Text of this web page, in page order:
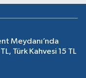
isim tarih verdi
Meydanı’nda
Türk Kahvesi 15 TL